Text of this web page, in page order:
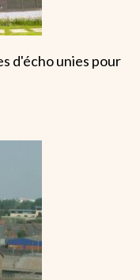
d'écho unies pour